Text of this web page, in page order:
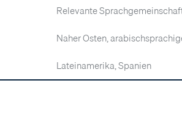
Relevante
Naher Osten,
Lateinamerika, Spanien